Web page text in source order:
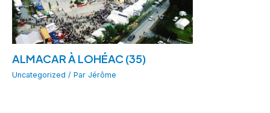
ALMACAR À LOHÉAC (35)
Uncategorized / Par Jérôme